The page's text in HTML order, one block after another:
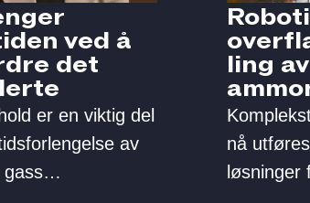
ved å
det
er en viktig del
av
gass
ling av
nå
løsninger